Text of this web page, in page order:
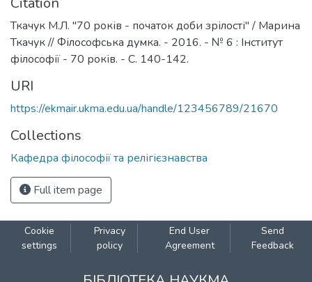
Ткачук М.Л. "70 років - початок доби зрілості" / Марина
Ткачук // Філософська думка. - 2016. - № 6 : Інститут
філософії - 70 років. - С. 140-142.
URI
https://ekmair.ukma.edu.ua/handle/123456789/21670
Collections
Кафедра філософії та релігієзнавства
Full item page
Cookie
settings
Privacy
policy
End User
Agreement
Send
Feedback